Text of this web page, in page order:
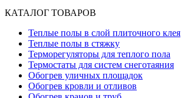
КАТАЛОГ ТОВАРОВ
Теплые полы в слой плиточного клея
Теплые полы в стяжку
Терморегуляторы для теплого пола
Термостаты для систем снеготаяния
Обогрев уличных площадок
Обогрев кровли и отливов